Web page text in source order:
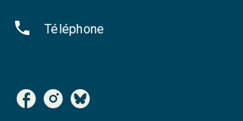
phone Téléphone